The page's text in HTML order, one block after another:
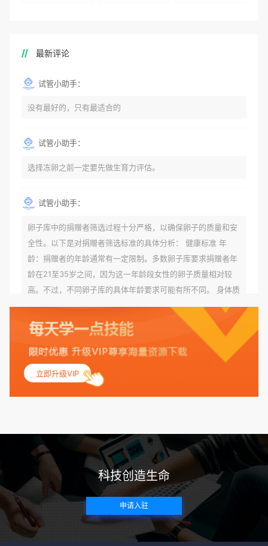
最新评论
试管小助手：
没有最好的，只有最适合的
试管小助手：
选择冻卵之前一定要先做生育力评估。
试管小助手：
卵子库中的捐赠者筛选过程十分严格，以确保卵子的质量和安
全性。以下是对捐赠者筛选标准的具体分析： 健康标准 年
龄：捐赠者的年龄通常有一定限制。多数卵子库要求捐赠者年
龄在21至35岁之间，因为这一年龄段女性的卵子质量相对较
高。不过，不同卵子库的具体年龄要求可能有所不同。 身体质
量指数（BMI）：捐赠者的BMI通常需要在正常范围内，以确
保其身体健康状况良好。过高的BMI可能与多种健康问题相关
联，包括不孕症和妊娠并发症。 生殖健康：捐赠者需要有规律
的月经期，无生殖障碍或异常问题。此外，还需要进行详细的
妇科检查，以确保其生殖系统的健康。 遗传病史与家族病史：
捐赠者及其家庭成员需要无严重的遗传病史、精神病史和传染
病史。这通常需要通过基因检测、家族史调查和医疗记录审查
带任何可传染给受卵者的病原体。 药物与生活习惯：捐赠者需
要是非尼古丁使用者、非吸烟者、非吸毒者，并且未使用可能
影响卵子质量的药物，如某些精神药物和避孕植入物。 学历与
心理标准 学历要求：部分卵子库对捐赠者的学历有一定要求，
但这并非普遍标准。一些卵子库可能更倾向于选择受过高等教
育的女性作为捐赠者，但这并不是绝对的筛选条件。 心理状态
评估：捐赠者需要进行心理状态评估，以确定其对捐赠过程的
立即升级VIP
科技创造生命
申请入驻